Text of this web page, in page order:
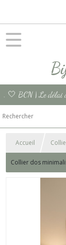
. 🤍 BCN | Le délai
Accueil
Collier dos